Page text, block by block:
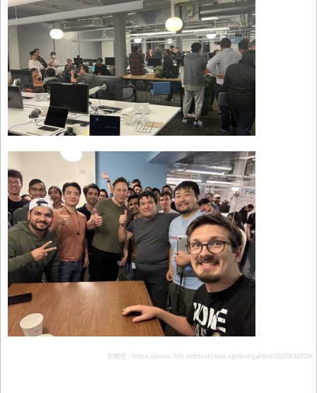
引用元：https://nova.5ch.net/test/read.cgi/livegalileo/1670634219/